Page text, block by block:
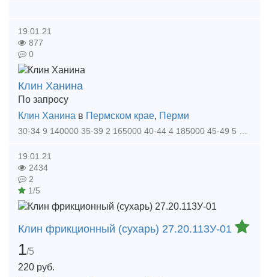
19.01.21
877
0
Клин Ханина
По запросу
Клин Ханина в Пермском крае, Перми
19.01.21
2434
2
1/5
Клин фрикционный (сухарь) 27.20.113У-01
1/5
220 руб.